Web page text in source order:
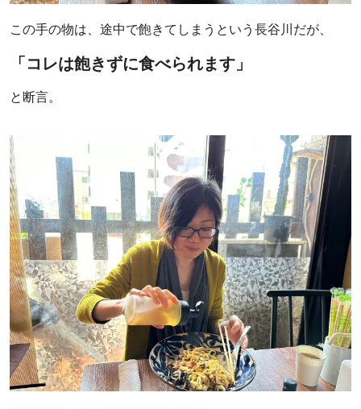
この手の物は、途中で飽きてしまうという長谷川だが、
「コレは飽きずに食べられます」
と断言。